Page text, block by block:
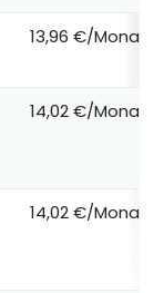
13,96 €/Monat
14,02 €/Monat
14,02 €/Monat